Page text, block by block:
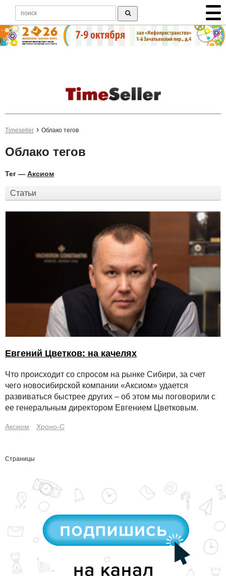
Timeseller Облако тегов
Облако тегов
Тег — Аксиом
Статьи
Евгений Цветков: на качелях
Что происходит со спросом на рынке Сибири, за счет
чего новосибирской компании «Аксиом» удается
развиваться быстрее других – об этом мы поговорили с
ее генеральным директором Евгением Цветковым.
Аксиом Хроно-С
Страницы